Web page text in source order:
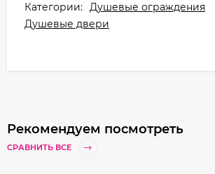
Категории: Душевые ограждения
Душевые двери
Рекомендуем посмотреть
СРАВНИТЬ ВСЕ